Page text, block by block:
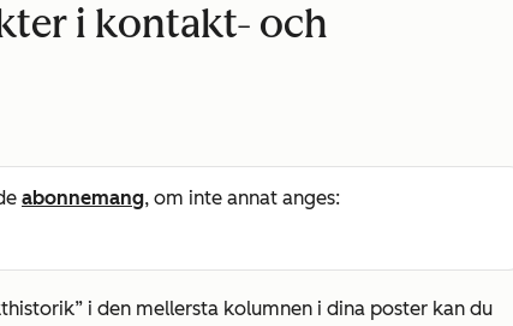
i kontakt- och
abonnemang, om inte annat anges:
i den mellersta kolumnen i dina poster kan du